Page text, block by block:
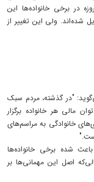
در برخی خانواده‌ها این
شده‌اند. ولی این تغییر از
"در گذشته، مردم سبک
مالی هر خانواده برگزار
خانوادگی به مراسم‌های
شده برخی خانواده‌ها
اصل این مهمانی‌ها بر